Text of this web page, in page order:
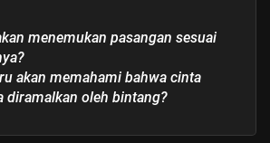
menemukan pasangan sesuai
akan memahami bahwa cinta
diramalkan oleh bintang?